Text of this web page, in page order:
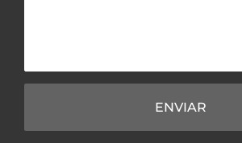
ENVIAR